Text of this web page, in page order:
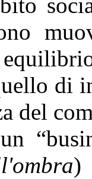
di
del
)